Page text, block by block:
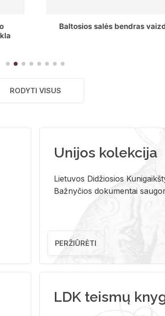
Stepono Batoro universiteto
RODYTI VISUS
Unijos kolekcija
Lietuvos Didžiosios
Bažnyčios dokumentai
PERŽIŪRĖTI
LDK teismų